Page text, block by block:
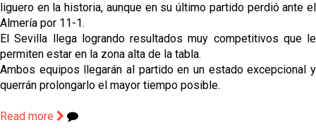
liguero en la historia, aunque en su último partido perdió ante el
Almería por 11-1.
El Sevilla llega logrando resultados muy competitivos que le
permiten estar en la zona alta de la tabla.
Ambos equipos llegarán al partido en un estado excepcional y
querrán prolongarlo el mayor tiempo posible.
Read more